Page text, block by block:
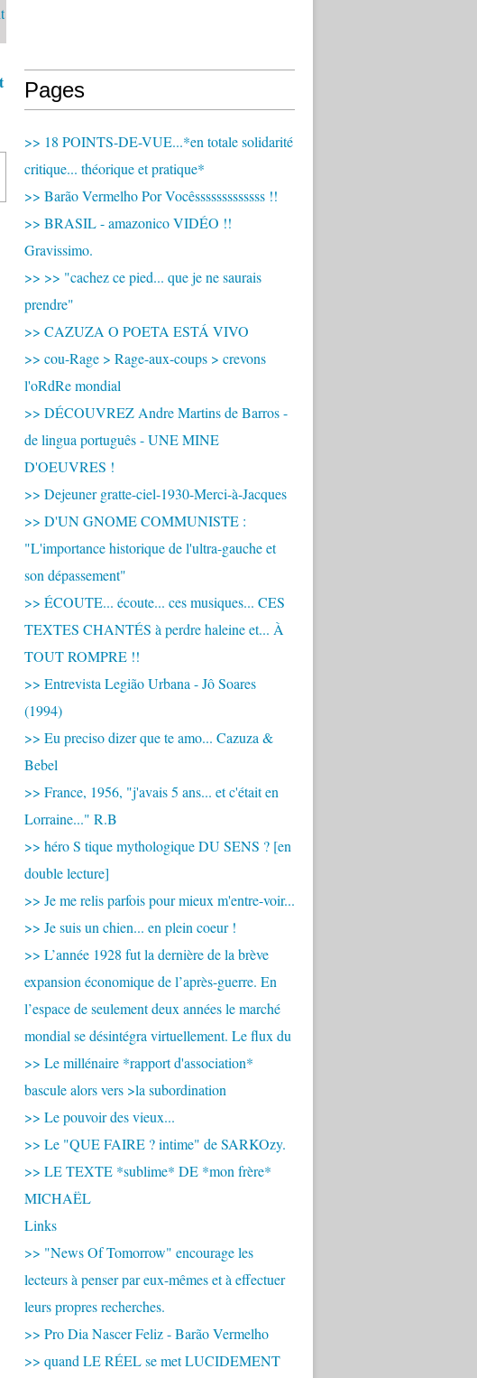
Pages
>> 18 POINTS-DE-VUE...*en totale solidarité
critique... théorique et pratique*
>> Barão Vermelho Por Vocêsssssssssssss !!
>> BRASIL - amazonico VIDÉO !!
Gravissimo.
>> >> "cachez ce pied... que je ne saurais
prendre"
>> CAZUZA O POETA ESTÁ VIVO
>> cou-Rage > Rage-aux-coups > crevons
l'oRdRe mondial
>> DÉCOUVREZ Andre Martins de Barros -
de lingua português - UNE MINE
D'OEUVRES !
>> Dejeuner gratte-ciel-1930-Merci-à-Jacques
>> D'UN GNOME COMMUNISTE :
"L'importance historique de l'ultra-gauche et
son dépassement"
>> ÉCOUTE... écoute... ces musiques... CES
TEXTES CHANTÉS à perdre haleine et... À
TOUT ROMPRE !!
>> Entrevista Legião Urbana - Jô Soares
(1994)
>> Eu preciso dizer que te amo... Cazuza &
Bebel
>> France, 1956, "j'avais 5 ans... et c'était en
Lorraine..." R.B
>> héro S tique mythologique DU SENS ? [en
double lecture]
>> Je me relis parfois pour mieux m'entre-voir...
>> Je suis un chien... en plein coeur !
>> L’année 1928 fut la dernière de la brève
expansion économique de l’après-guerre. En
l’espace de seulement deux années le marché
mondial se désintégra virtuellement. Le flux du
>> Le millénaire *rapport d'association*
bascule alors vers >la subordination
>> Le pouvoir des vieux...
>> Le "QUE FAIRE ? intime" de SARKOzy.
>> LE TEXTE *sublime* DE *mon frère*
MICHAËL
Links
>> "News Of Tomorrow" encourage les
lecteurs à penser par eux-mêmes et à effectuer
leurs propres recherches.
>> Pro Dia Nascer Feliz - Barão Vermelho
>> quand LE RÉEL se met LUCIDEMENT